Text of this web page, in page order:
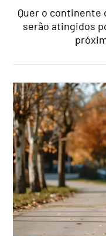
Quer o continente
serão atingidos